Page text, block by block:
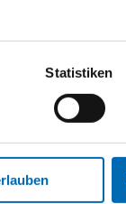
Statistiken